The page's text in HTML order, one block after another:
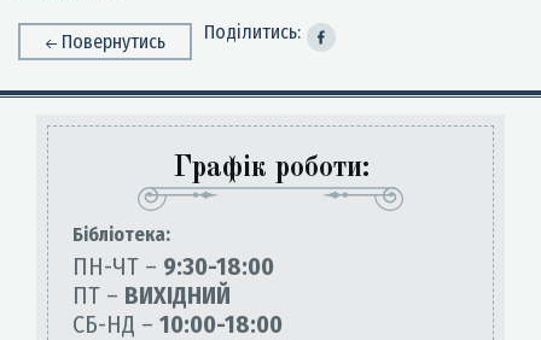
Повернутись Поділитись:
Графік роботи:
Бiблiотека:
ПН-ЧТ – 9:30-18:00
ПТ – ВИХІДНИЙ
СБ-НД – 10:00-18:00